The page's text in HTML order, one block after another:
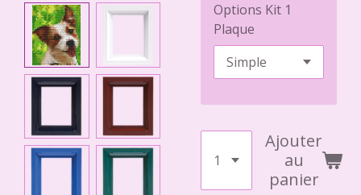
Options Kit 1
Plaque
Ajouter
au
panier